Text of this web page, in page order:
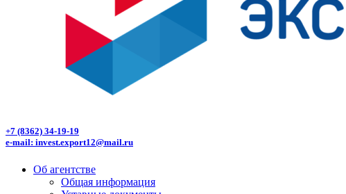
+7 (8362) 34-19-19
e-mail: invest.export12@mail.ru
Об агентстве
Общая информация